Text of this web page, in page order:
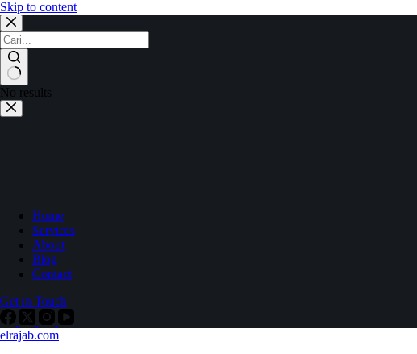
Skip to content
No results
Home
Services
About
Blog
Contact
Get in Touch
elrajab.com